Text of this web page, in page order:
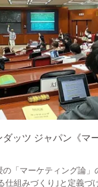
ッツ ジャパン《マ
「マーケティング論」
仕組みづくり｣と定義づ